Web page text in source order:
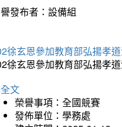
發布者：設備組
徐玄恩參加教育部弘揚孝
徐玄恩參加教育部弘揚孝
文
榮譽事項：全國競賽
發佈單位：學務處